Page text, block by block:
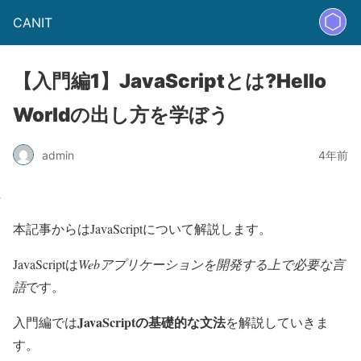
CANIT
【入門編1】JavaScriptとは?Hello
Worldの出し方を学ぼう
admin 4年前
本記事からはJavaScriptについて解説します。
JavaScriptはWebアプリケーションを開発する上で必要な言
語です。
入門編ではJavaScriptの基礎的な文法を解説していきま
す。